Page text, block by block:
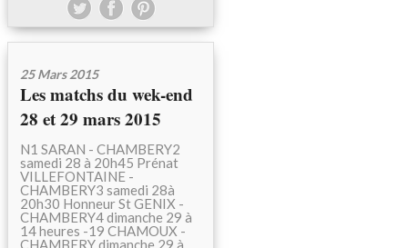
25 Mars 2015
Les matchs du wek-end
28 et 29 mars 2015
N1 SARAN - CHAMBERY2
samedi 28 à 20h45 Prénat
VILLEFONTAINE -
CHAMBERY3 samedi 28à
20h30 Honneur St GENIX -
CHAMBERY4 dimanche 29 à
14 heures -19 CHAMOUX -
CHAMBERY dimanche 29 à